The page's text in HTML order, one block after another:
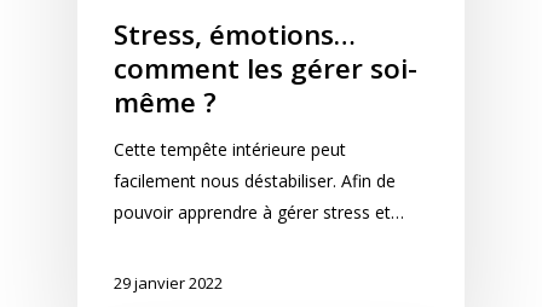
Stress, émotions…
comment les gérer soi-
même ?
Cette tempête intérieure peut
facilement nous déstabiliser. Afin de
pouvoir apprendre à gérer stress et…
29 janvier 2022